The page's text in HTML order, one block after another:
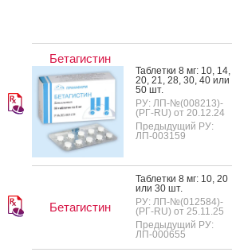
Бетагистин
Таб­летки 8 мг: 10, 14,
20, 21, 28, 30, 40 или
50 шт.
РУ: ЛП-№(008213)-
(РГ-RU) от 20.12.24
Предыдущий РУ:
ЛП-003159
Бетагистин
Таб­летки 8 мг: 10, 20
или 30 шт.
РУ: ЛП-№(012584)-
(РГ-RU) от 25.11.25
Предыдущий РУ:
ЛП-000655